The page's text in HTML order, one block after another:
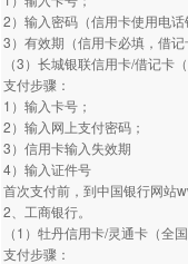
2）输入密码（信用卡使用电
3）有效期（信用卡必填，借
（3）长城银联信用卡/借记卡
支付步骤：
1）输入卡号；
2）输入网上支付密码；
3）信用卡输入失效期
4）输入证件号
首次支付前，到中国银行网站
2、工商银行。
（1）牡丹信用卡/灵通卡（全
支付步骤：